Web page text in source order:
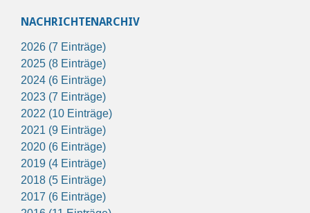
NACHRICHTENARCHIV
2026 (7 Einträge)
2025 (8 Einträge)
2024 (6 Einträge)
2023 (7 Einträge)
2022 (10 Einträge)
2021 (9 Einträge)
2020 (6 Einträge)
2019 (4 Einträge)
2018 (5 Einträge)
2017 (6 Einträge)